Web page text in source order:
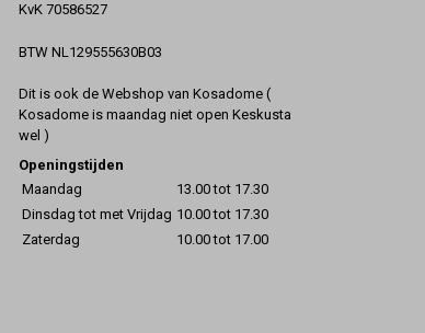
KvK 70586527
BTW NL129555630B03
Dit is ook de Webshop van Kosadome (
Kosadome is maandag niet open Keskusta
wel )
Openingstijden
Maandag
13.00 tot 17.30
Dinsdag tot met Vrijdag 10.00 tot 17.30
Zaterdag
10.00 tot 17.00